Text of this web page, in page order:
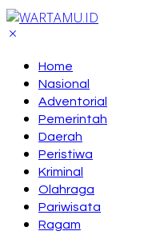
Home
Nasional
Adventorial
Pemerintah
Daerah
Peristiwa
Kriminal
Olahraga
Pariwisata
Ragam